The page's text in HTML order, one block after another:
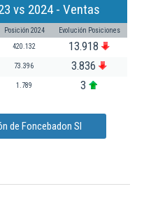
vs 2024 - Ventas
Posición 2024 Evolución Posiciones
420.132 13.918
73.396 3.836
1.789 3
de Foncebadon Sl